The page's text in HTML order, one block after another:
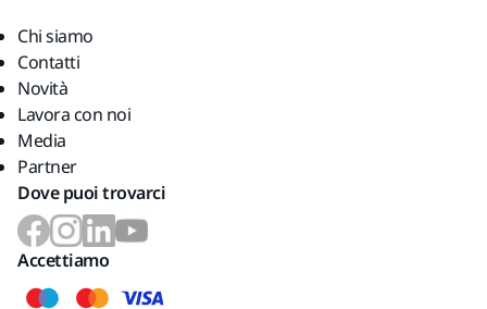
Chi siamo
Contatti
Novità
Lavora con noi
Media
Partner
Dove puoi trovarci
Accettiamo